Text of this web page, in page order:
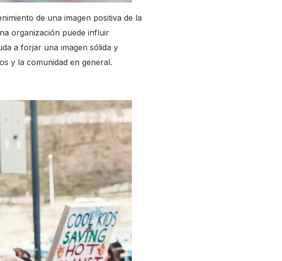
de una imagen positiva de la
organización puede influir
a forjar una imagen sólida y
y la comunidad en general.